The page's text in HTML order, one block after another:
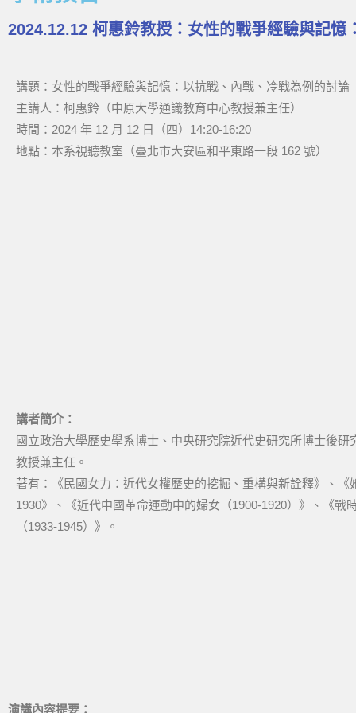
2024.12.12 柯惠鈴教授：女性的戰爭經驗與記憶
講題：女性的戰爭經驗與記憶：以抗戰、內戰、冷戰為例的討論
主講人：柯惠鈴（中原大學通識教育中心教授兼主任）
時間：2024 年 12 月 12 日（四）14:20-16:20
地點：本系視聽教室（臺北市大安區和平東路一段 162 號）
講者簡介：
國立政治大學歷史學系博士、中央研究院近代史研究所博士後
教授兼主任。
著有：《民國女力：近代女權歷史的挖掘、重構與新詮釋》、
1930》、《近代中國革命運動中的婦女（1900-1920）》、《
（1933-1945）》。
演講內容提要：